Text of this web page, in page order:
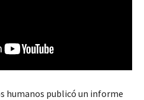
humanos publicó un informe